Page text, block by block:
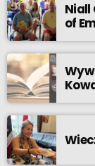
Niall
of